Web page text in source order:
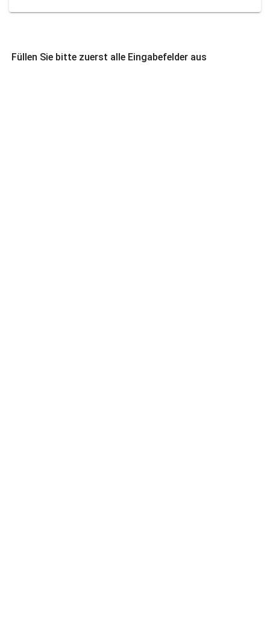
Füllen Sie bitte zuerst alle Eingabefelder aus